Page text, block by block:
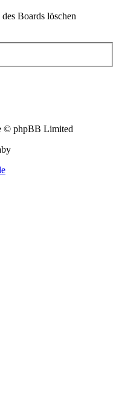
Boards löschen
© phpBB Limited